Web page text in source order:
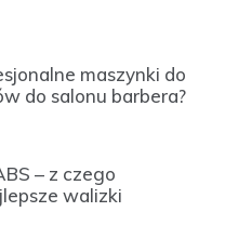
maszynki do
do salonu barbera?
– z czego
walizki